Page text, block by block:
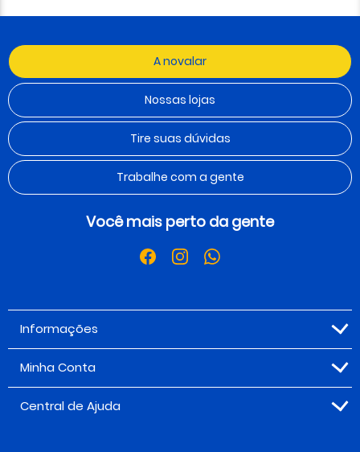
A novalar
Nossas lojas
Tire suas dúvidas
Trabalhe com a gente
Você mais perto da gente
Informações
Minha Conta
Central de Ajuda